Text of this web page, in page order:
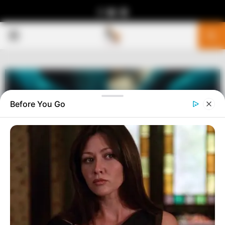
MENU
Before You Go